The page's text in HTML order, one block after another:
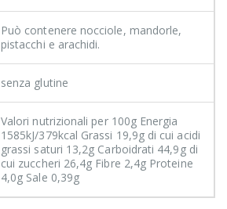
Può contenere nocciole, mandorle,
pistacchi e arachidi.
senza glutine
Valori nutrizionali per 100g Energia
1585kJ/379kcal Grassi 19,9g di cui acidi
grassi saturi 13,2g Carboidrati 44,9g di
cui zuccheri 26,4g Fibre 2,4g Proteine
4,0g Sale 0,39g